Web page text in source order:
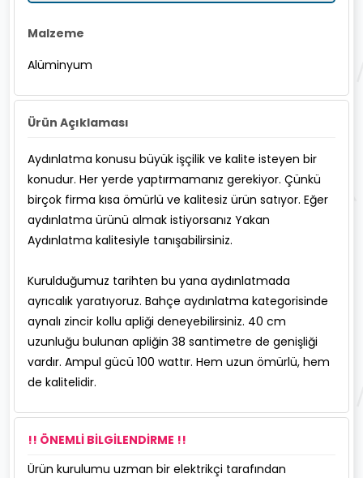
Malzeme
Alüminyum
Ürün Açıklaması
Aydınlatma konusu büyük işçilik ve kalite isteyen bir
konudur. Her yerde yaptırmamanız gerekiyor. Çünkü
birçok firma kısa ömürlü ve kalitesiz ürün satıyor. Eğer
aydınlatma ürünü almak istiyorsanız Yakan
Aydınlatma kalitesiyle tanışabilirsiniz.
Kurulduğumuz tarihten bu yana aydınlatmada
ayrıcalık yaratıyoruz. Bahçe aydınlatma kategorisinde
aynalı zincir kollu apliği deneyebilirsiniz. 40 cm
uzunluğu bulunan apliğin 38 santimetre de genişliği
vardır. Ampul gücü 100 wattır. Hem uzun ömürlü, hem
de kalitelidir.
!! ÖNEMLİ BİLGİLENDİRME !!
Ürün kurulumu uzman bir elektrikçi tarafından